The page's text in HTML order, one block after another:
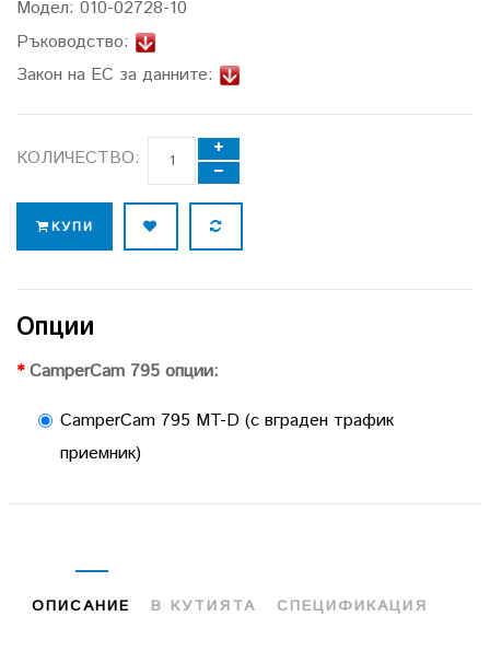
Модел: 010-02728-10
Ръководство:
Закон на ЕС за данните:
КОЛИЧЕСТВО:
КУПИ
Опции
CamperCam 795 опции:
CamperCam 795 MT-D (с вграден трафик
приемник)
ОПИСАНИЕ В КУТИЯТА СПЕЦИФИКАЦИЯ